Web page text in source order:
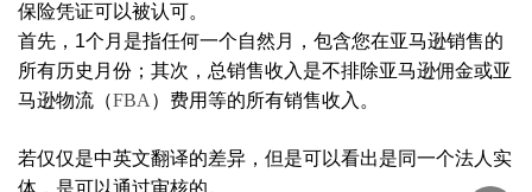
保险凭证可以被认可。
首先， 1个月是指任何一个自然月，包含您在亚马逊销售的
所有历史月份；其次，总销售收入是不排除亚马逊佣金或亚
马逊物流（FBA ）费用等的所有销售收入。
若仅仅是中英文翻译的差异，但是可以看出是同一个法人实
体，是可以通过审核的。